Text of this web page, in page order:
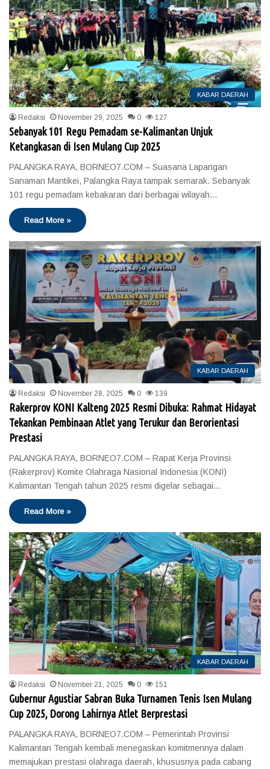
KABAR DAERAH
Redaksi November 29, 2025 0 127
Sebanyak 101 Regu Pemadam se-Kalimantan Unjuk
Ketangkasan di Isen Mulang Cup 2025
PALANGKA RAYA, BORNEO7.COM – Suasana Lapangan
Sanaman Mantikei, Palangka Raya tampak semarak. Sebanyak
101 regu pemadam kebakaran dari berbagai wilayah…
Read More »
KABAR DAERAH
Redaksi November 28, 2025 0 139
Rakerprov KONI Kalteng 2025 Resmi Dibuka: Rahmat Hidayat
Tekankan Pembinaan Atlet yang Terukur dan Berorientasi
Prestasi
PALANGKA RAYA, BORNEO7.COM – Rapat Kerja Provinsi
(Rakerprov) Komite Olahraga Nasional Indonesia (KONI)
Kalimantan Tengah tahun 2025 resmi digelar sebagai…
Read More »
KABAR DAERAH
Redaksi November 21, 2025 0 151
Gubernur Agustiar Sabran Buka Turnamen Tenis Isen Mulang
Cup 2025, Dorong Lahirnya Atlet Berprestasi
PALANGKA RAYA, BORNEO7.COM – Pemerintah Provinsi
Kalimantan Tengah kembali menegaskan komitmennya dalam
memajukan prestasi olahraga daerah, khususnya pada cabang